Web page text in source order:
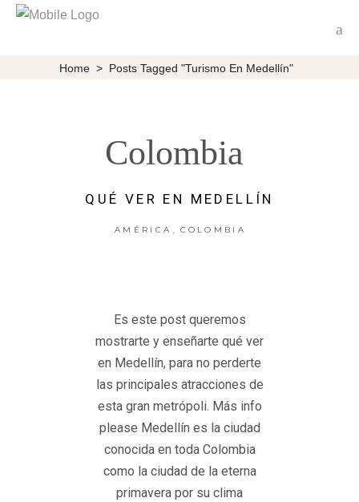
Home > Posts Tagged "turismo En Medellín"
Colombia
QUÉ VER EN MEDELLÍN
AMÉRICA , COLOMBIA
Es este post queremos
mostrarte y enseñarte qué ver
en Medellín, para no perderte
las principales atracciones de
esta gran metrópoli. Más info
please Medellín es la ciudad
conocida en toda Colombia
como la ciudad de la eterna
primavera por su clima